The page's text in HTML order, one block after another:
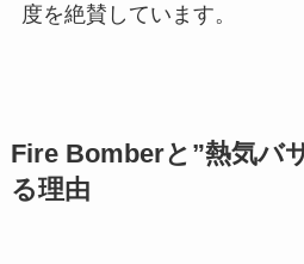
度を絶賛しています。
Fire Bomberと”熱気バ
る理由